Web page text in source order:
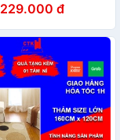
Ngủ 1m6x2m
229.000 đ